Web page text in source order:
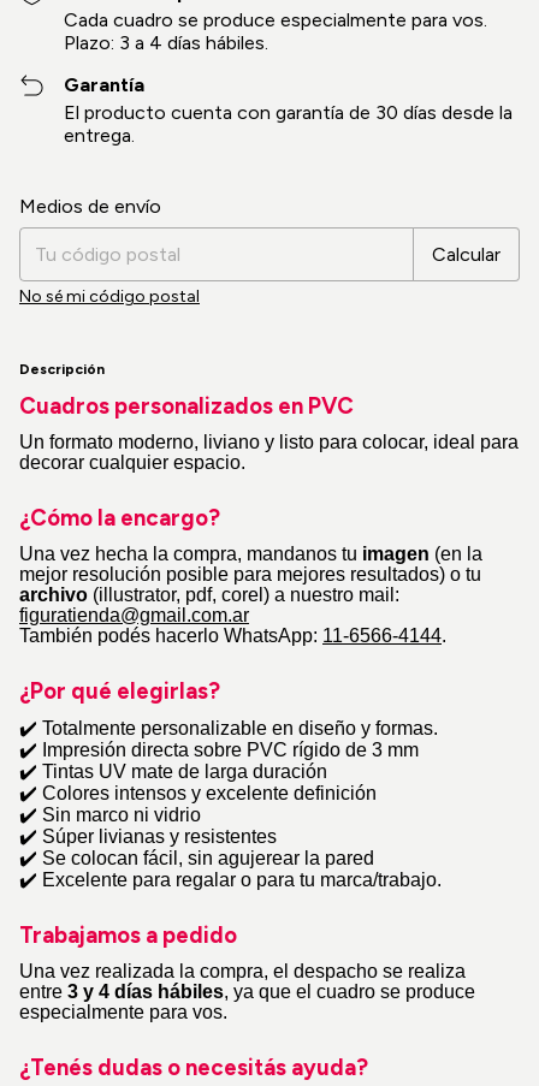
Cada cuadro se produce especialmente para vos.
Plazo: 3 a 4 días hábiles.
Garantía
El producto cuenta con garantía de 30 días desde la
entrega.
Entregas para el CP:
Medios de envío
Calcular
No sé mi código postal
Descripción
Cuadros personalizados en PVC
Un formato moderno, liviano y listo para colocar, ideal para
decorar cualquier espacio.
¿Cómo la encargo?
Una vez hecha la compra, mandanos tu imagen (en la
mejor resolución posible para mejores resultados) o tu
archivo (illustrator, pdf, corel) a nuestro mail:
figuratienda@gmail.com.ar
También podés hacerlo WhatsApp: 11-6566-4144.
¿Por qué elegirlas?
✔ ️ Totalmente personalizable en diseño y formas.
✔ ️ Impresión directa sobre PVC rígido de 3 mm
✔ ️ Tintas UV mate de larga duración
✔ ️ Colores intensos y excelente definición
✔ ️ Sin marco ni vidrio
✔ ️ Súper livianas y resistentes
✔ ️ Se colocan fácil, sin agujerear la pared
✔ ️ Excelente para regalar o para tu marca/trabajo.
Trabajamos a pedido
Una vez realizada la compra, el despacho se realiza
entre 3 y 4 días hábiles, ya que el cuadro se produce
especialmente para vos.
¿Tenés dudas o necesitás ayuda?